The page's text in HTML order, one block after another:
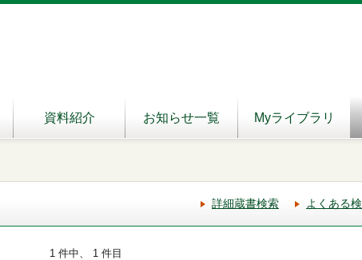
資料紹介 お知らせ一覧 Myライブラリ
詳細蔵書検索 よくある
1 件中、 1 件目